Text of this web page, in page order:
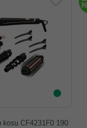
CF4231F0 190